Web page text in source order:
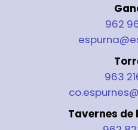
962
963
Tavernes